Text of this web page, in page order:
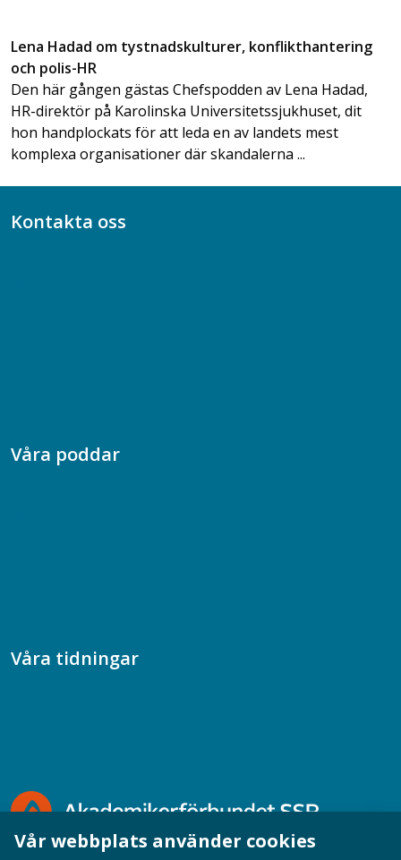
Lena Hadad om tystnadskulturer, konflikthantering
och polis-HR
Den här gången gästas Chefspodden av Lena Hadad,
HR-direktör på Karolinska Universitetssjukhuset, dit
hon handplockats för att leda en av landets mest
komplexa organisationer där skandalerna ...
Kontakta oss
Våra poddar
Våra tidningar
Vår webbplats använder cookies